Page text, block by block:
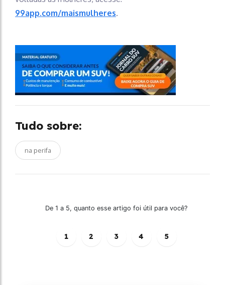
99app.com/maismulheres.
Tudo sobre:
na perifa
De 1 a 5, quanto esse artigo foi útil para você?
1 2 3 4 5